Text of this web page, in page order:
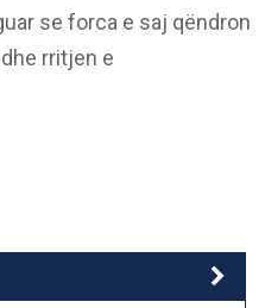
se forca e saj qëndron
rritjen e